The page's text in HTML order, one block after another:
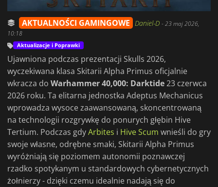
AKTUALNOŚCI GAMINGOWE Daniel-D -23 maj 2026,
10:18
Aktualizacje i Poprawki
Ujawniona podczas prezentacji Skulls 2026,
wyczekiwana klasa Skitarii Alpha Primus oficjalnie
wkracza do Warhammer 40,000: Darktide23 czerwca
2026 roku. Ta elitarna jednostka Adeptus Mechanicus
wprowadza wysoce zaawansowaną, skoncentrowaną
na technologii rozgrywkę do ponurych głębin Hive
Tertium. Podczas gdyArbites i Hive Scum wnieśli do gry
swoje własne, odrębne smaki, Skitarii Alpha Primus
wyróżniają się poziomem autonomii poznawczej
rzadko spotykanym u standardowych cybernetycznych
żołnierzy - dzięki czemu idealnie nadają się do